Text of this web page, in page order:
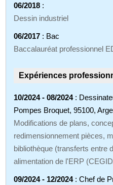
06/2018 :
Dessin industriel
06/2017 : Bac
Baccalauréat professionnel
Expériences
10/2024 - 08/2024:
Pompes Broquet, 95100,
Modifications de plans,
redimensionnement pièces,
bibliothèque (transferts entre
alimentation de l'ERP
09/2024 - 12/2024: Chef de